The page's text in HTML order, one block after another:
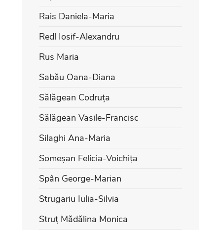
Rais Daniela-Maria
Redl Iosif-Alexandru
Rus Maria
Sabău Oana-Diana
Sălăgean Codruța
Sălăgean Vasile-Francisc
Silaghi Ana-Maria
Someșan Felicia-Voichița
Spân George-Marian
Strugariu Iulia-Silvia
Struț Mădălina Monica